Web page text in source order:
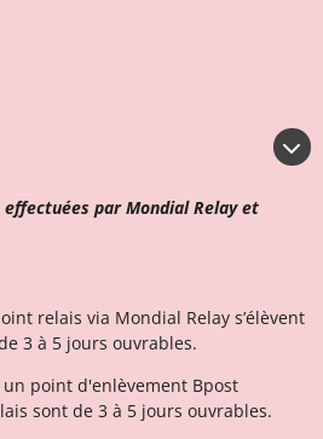
par Mondial Relay et
relais via Mondial Relay s’élèvent
3 à 5 jours ouvrables.
point d'enlèvement Bpost
sont de 3 à 5 jours ouvrables.